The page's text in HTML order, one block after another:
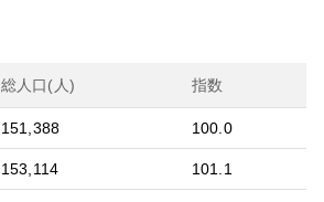
総人口(人) 指数
151,388 100.0
153,114 101.1